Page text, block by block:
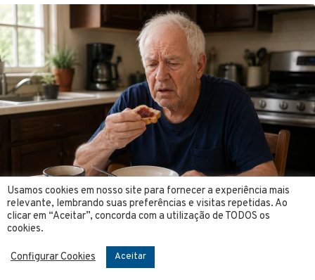
Usamos cookies em nosso site para fornecer a experiência mais
relevante, lembrando suas preferências e visitas repetidas. Ao
clicar em “Aceitar”, concorda com a utilização de TODOS os
cookies.
Configurar Cookies Aceitar